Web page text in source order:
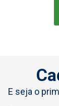
E seja o